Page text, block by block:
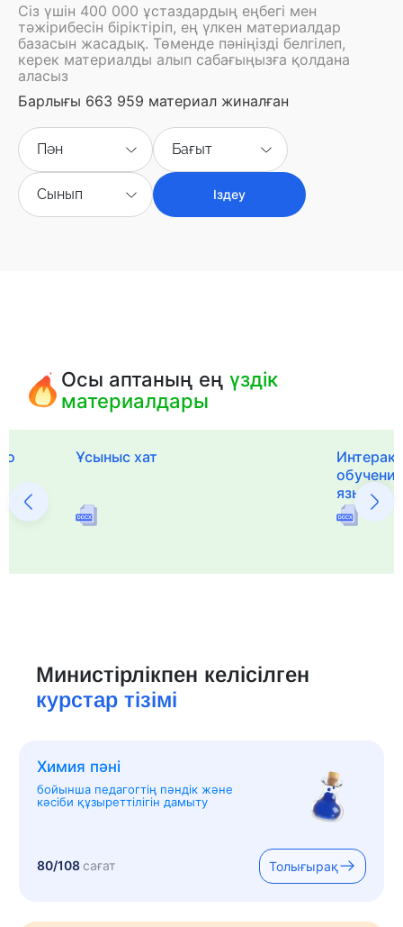
Сіз үшін 400 000 ұстаздардың еңбегі мен
тәжірибесін біріктіріп, ең үлкен материалдар
базасын жасадық. Төменде пәніңізді белгілеп,
керек материалды алып сабағыңызға қолдана
аласыз
Барлығы 663 959 материал жиналған
Пән Бағыт
Сынып Іздеу
Осы аптаның еңүздік
материалдары
Ұсыныс хат
языка и
Министірлікпен келісілген
курстар тізімі
Химия пәні
бойынша педагогтің пәндік және
кәсіби құзыреттілігін дамыту
80/108сағат Толығырақ